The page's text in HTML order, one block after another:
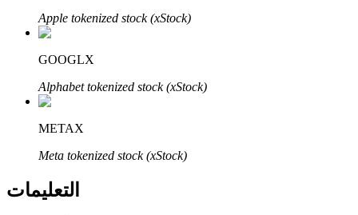
شركاء بيترو
Apple tokenized stock (xStock)
GOOGLX
Alphabet tokenized stock (xStock)
METAX
Meta tokenized stock (xStock)
التعليمات